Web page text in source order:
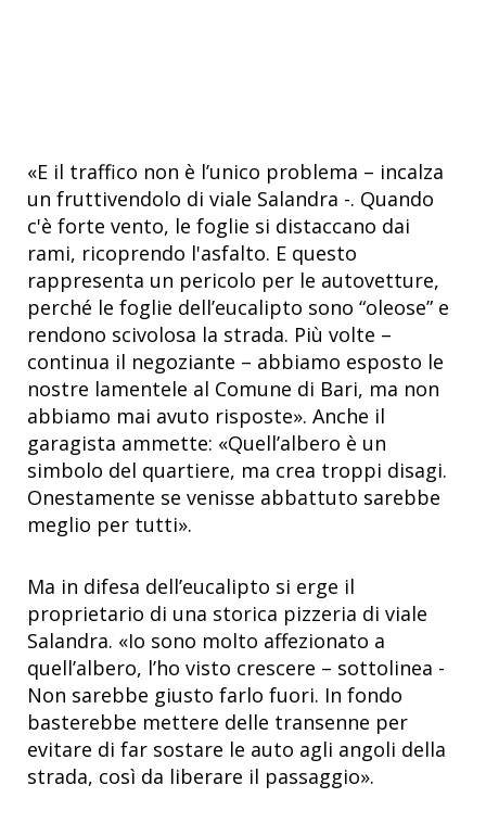
«E il traffico non è l’unico problema – incalza
un fruttivendolo di viale Salandra -. Quando
c'è forte vento, le foglie si distaccano dai
rami, ricoprendo l'asfalto. E questo
rappresenta un pericolo per le autovetture,
perché le foglie dell’eucalipto sono “oleose” e
rendono scivolosa la strada. Più volte –
continua il negoziante – abbiamo esposto le
nostre lamentele al Comune di Bari, ma non
abbiamo mai avuto risposte». Anche il
garagista ammette: «Quell’albero è un
simbolo del quartiere, ma crea troppi disagi.
Onestamente se venisse abbattuto sarebbe
meglio per tutti».
Ma in difesa dell’eucalipto si erge il
proprietario di una storica pizzeria di viale
Salandra. «Io sono molto affezionato a
quell’albero, l’ho visto crescere – sottolinea -
Non sarebbe giusto farlo fuori. In fondo
basterebbe mettere delle transenne per
evitare di far sostare le auto agli angoli della
strada, così da liberare il passaggio».